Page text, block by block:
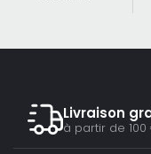
Livraison
à partir de 100